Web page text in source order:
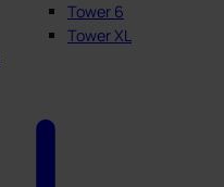
Tower 6
Tower XL